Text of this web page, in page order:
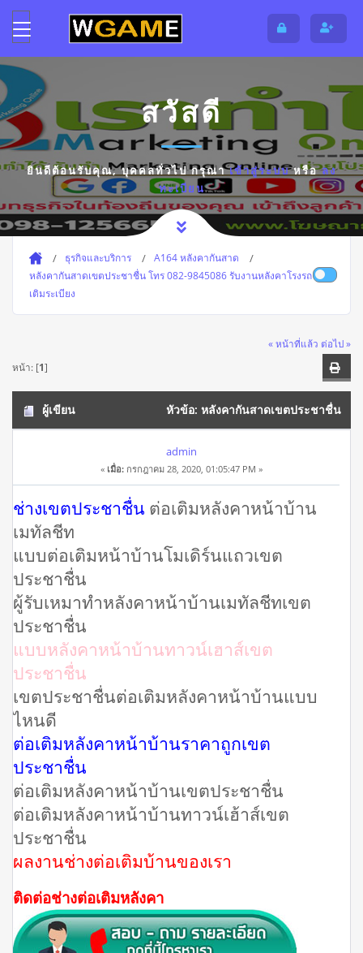
สวัสดี
ยินดีต้อนรับคุณ,บุคคลทั่วไปกรุณาเข้าสู่ระบบหรือลง
ทะเบียน
ธุรกิจและบริการ
A164 หลังคากันสาด
หลังคากันสาดเขตประชาชื่น โทร 082-9845086 รับงานหลังคาโรงรถ ต่อ
เติมระเบียง
« หน้าที่แล้ว ต่อไป »
หน้า: [1]
ผู้เขียน หัวข้อ: หลังคากันสาดเขตประชาชื่น
โทร 082-9845086 รับงานหลังคาโรงรถ ต่อเติมระเบียง (อ่าน
19918 ครั้ง)
admin
« เมื่อ: กรกฎาคม 28, 2020, 01:05:47 PM »
ช่างเขตประชาชื่น ต่อเติมหลังคาหน้าบ้าน
เมทัลชีท
แบบต่อเติมหน้าบ้านโมเดิร์นแถวเขต
ประชาชื่น
ผู้รับเหมาทำหลังคาหน้าบ้านเมทัลชีทเขต
ประชาชื่น
แบบหลังคาหน้าบ้านทาวน์เฮาส์เขต
ประชาชื่น
เขตประชาชื่นต่อเติมหลังคาหน้าบ้านแบบ
ไหนดี
ต่อเติมหลังคาหน้าบ้านราคาถูกเขต
ประชาชื่น
ต่อเติมหลังคาหน้าบ้านเขตประชาชื่น
ต่อเติมหลังคาหน้าบ้านทาวน์เฮ้าส์เขต
ประชาชื่น
ผลงานช่างต่อเติมบ้านของเรา
ติดต่อช่างต่อเติมหลังคา